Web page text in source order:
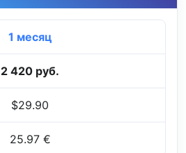
1 месяц
2 420 руб.
$29.90
25.97 €